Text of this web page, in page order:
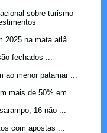
sobre turismo
na mata atlâ...
fechados ...
menor patamar ...
mais de 50% em ...
16 não ...
com apostas ...